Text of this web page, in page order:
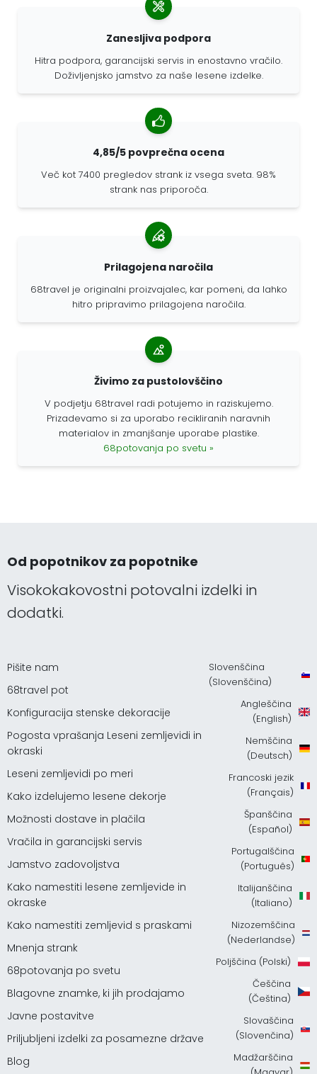
Zanesljiva podpora
Hitra podpora, garancijski servis in enostavno vračilo.
Doživljenjsko jamstvo za naše lesene izdelke.
4,85/5 povprečna ocena
Več kot 7400 pregledov strank iz vsega sveta. 98%
strank nas priporoča.
Prilagojena naročila
68travel je originalni proizvajalec, kar pomeni, da lahko
hitro pripravimo prilagojena naročila.
Živimo za pustolovščino
V podjetju 68travel radi potujemo in raziskujemo.
Prizadevamo si za uporabo recikliranih naravnih
materialov in zmanjšanje uporabe plastike.
68potovanja po svetu »
Od popotnikov za popotnike
Visokokakovostni potovalni izdelki in
dodatki.
Pišite nam
68travel pot
Konfiguracija stenske dekoracije
Pogosta vprašanja Leseni zemljevidi in
okraski
Leseni zemljevidi po meri
Kako izdelujemo lesene dekorje
Možnosti dostave in plačila
Vračila in garancijski servis
Jamstvo zadovoljstva
Kako namestiti lesene zemljevide in
okraske
Kako namestiti zemljevid s praskami
Mnenja strank
68potovanja po svetu
Blagovne znamke, ki jih prodajamo
Javne postavitve
Priljubljeni izdelki za posamezne države
Blog
Slovenščina
(Slovenščina)
Angleščina
(English)
Nemščina
(Deutsch)
Francoski jezik
(Français)
Španščina
(Español)
Portugalščina
(Português)
Italijanščina
(Italiano)
Nizozemščina
(Nederlandse)
Poljščina (Polski)
Češčina
(Čeština)
Slovaščina
(Slovenčina)
Madžarščina